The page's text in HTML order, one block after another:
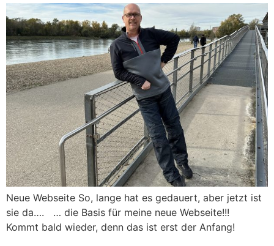
Neue Webseite So, lange hat es gedauert, aber jetzt ist
sie da…. … die Basis für meine neue Webseite!!!
Kommt bald wieder, denn das ist erst der Anfang!